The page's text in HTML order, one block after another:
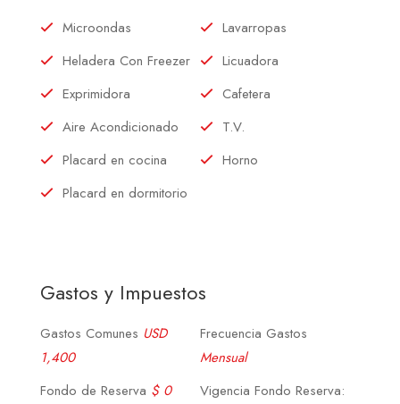
Microondas
Lavarropas
Heladera Con Freezer
Licuadora
Exprimidora
Cafetera
Aire Acondicionado
T.V.
Placard en cocina
Horno
Placard en dormitorio
Gastos y Impuestos
Gastos Comunes USD
1,400
Frecuencia Gastos
Mensual
Fondo de Reserva $ 0
Vigencia Fondo Reserva: